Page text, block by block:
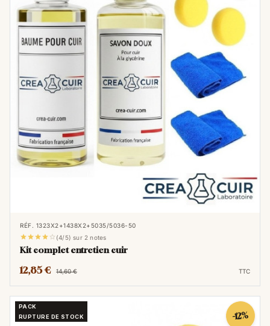
RÉF. 1323X2+1438X2+5035/5036-50
  (4/5) sur 2 notes
Kit complet entretien cuir
12,85 € 14,60 € TTC
PACK
RUPTURE DE STOCK
-12%